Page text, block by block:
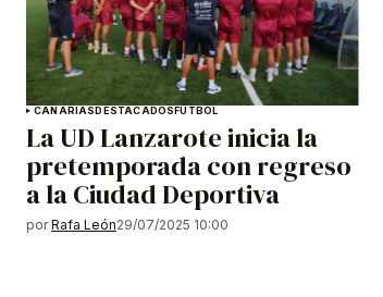
CANARIASDESTACADOSFÚTBOL
La UD Lanzarote inicia la
pretemporada con regreso
a la Ciudad Deportiva
por Rafa León29/07/2025 10:00